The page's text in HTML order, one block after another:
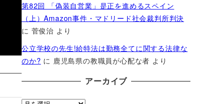
第82回 「偽装自営業」是正を進めるスペイン
（上）Amazon事件・マドリード社会裁判所判決
に 菅俊治 より
公立学校の先生!給特法は勤務全てに関する法律な
のか? に 鹿児島県の教職員が心配な者 より
アーカイブ